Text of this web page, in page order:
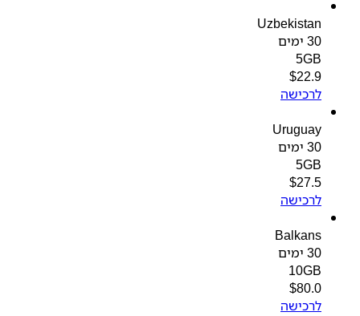
Uzbekistan
5GB
$22.9
לרכישה
Uruguay
5GB
$27.5
לרכישה
Balkans
10GB
$80.0
לרכישה